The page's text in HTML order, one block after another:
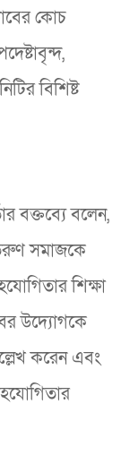
কোচ
বিশিষ্ট
বক্তব্যে বলেন,
সমাজকে
শিক্ষা
উদ্যোগকে
করেন এবং